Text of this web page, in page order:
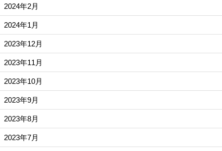
2024年2月
2024年1月
2023年12月
2023年11月
2023年10月
2023年9月
2023年8月
2023年7月